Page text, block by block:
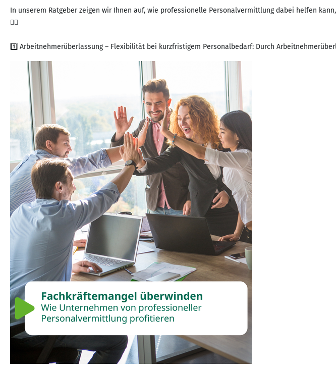
In unserem Ratgeber zeigen wir Ihnen auf, wie professionelle Personalvermittlung dabei helfen
👇🏻
1️⃣ Arbeitnehmerüberlassung – Flexibilität bei kurzfristigem Personalbedarf: Durch